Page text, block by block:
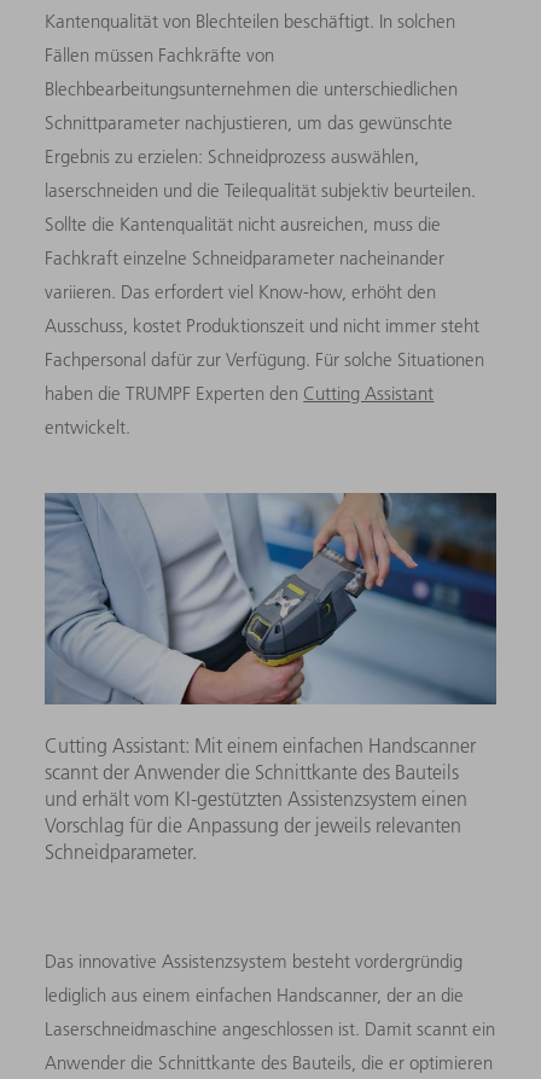
Kantenqualität von Blechteilen beschäftigt. In solchen
Fällen müssen Fachkräfte von
Blechbearbeitungsunternehmen die unterschiedlichen
Schnittparameter nachjustieren, um das gewünschte
Ergebnis zu erzielen: Schneidprozess auswählen,
laserschneiden und die Teilequalität subjektiv beurteilen.
Sollte die Kantenqualität nicht ausreichen, muss die
Fachkraft einzelne Schneidparameter nacheinander
variieren. Das erfordert viel Know-how, erhöht den
Ausschuss, kostet Produktionszeit und nicht immer steht
Fachpersonal dafür zur Verfügung. Für solche Situationen
haben die TRUMPF Experten den Cutting Assistant
entwickelt.
Cutting Assistant: Mit einem einfachen Handscanner
scannt der Anwender die Schnittkante des Bauteils
und erhält vom KI-gestützten Assistenzsystem einen
Vorschlag für die Anpassung der jeweils relevanten
Schneidparameter.
Das innovative Assistenzsystem besteht vordergründig
lediglich aus einem einfachen Handscanner, der an die
Laserschneidmaschine angeschlossen ist. Damit scannt ein
Anwender die Schnittkante des Bauteils, die er optimieren